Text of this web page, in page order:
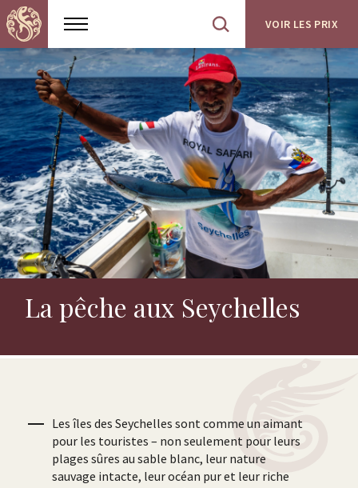
Show
menu
Open
site
search
VOIR LES PRIX
La pêche aux Seychelles
Les îles des Seychelles sont comme un aimant
pour les touristes – non seulement pour leurs
plages sûres au sable blanc, leur nature
sauvage intacte, leur océan pur et leur riche